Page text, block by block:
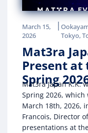
March 15,
2026
|
Tokyo,
Mat3ra
Present at
Spring
Mat3ra Japan K.K.
Spring 2026,
March 18th, 2026,
Francois, Director
presentations at